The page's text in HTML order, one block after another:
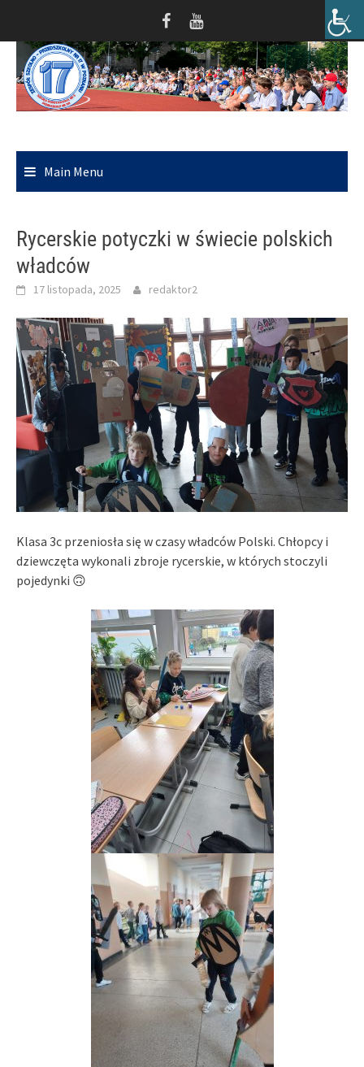
content
Main Menu
Rycerskie potyczki w świecie polskich
władców
17 listopada, 2025 redaktor2
Klasa 3c przeniosła się w czasy władców Polski. Chłopcy i
dziewczęta wykonali zbroje rycerskie, w których stoczyli
pojedynki 🙃